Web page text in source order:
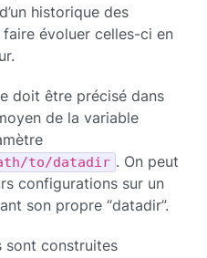
historique des
évoluer celles-ci en
doit être précisé dans
de la variable
to/datadir . On peut
configurations sur un
son propre “datadir”.
sont construites